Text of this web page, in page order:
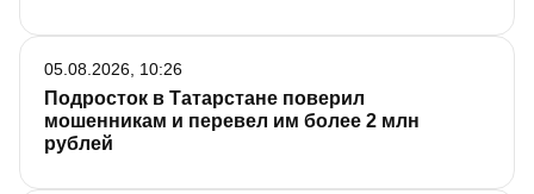
Подросток в Татарстане поверил
мошенникам и перевел им более 2 млн
рублей
05.08.2026, 10:26